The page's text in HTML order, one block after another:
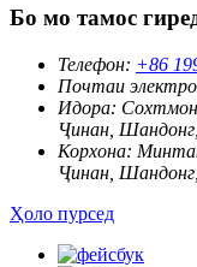
Бо мо тамос
Телефон: +86
Почтаи
Идора:
Ҷинан,
Корхона:
Ҷинан,
Ҳоло пурсед